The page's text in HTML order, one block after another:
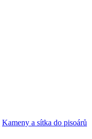
Kameny a sítka do pisoárů